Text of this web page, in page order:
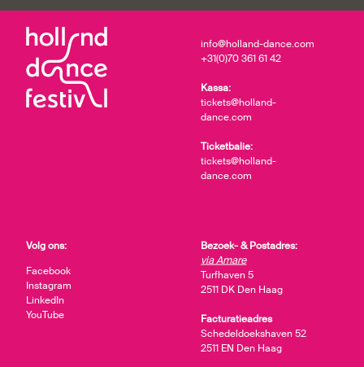
info@holland-dance.com
+31(0)70 361 61 42
Kassa:
tickets@holland-
dance.com
Ticketbalie:
tickets@holland-
dance.com
Bezoek- & Postadres:
via Amare
Turfhaven 5
2511 DK Den Haag
Facturatieadres
Schedeldoekshaven 52
2511 EN Den Haag
Volg ons:
Facebook
Instagram
LinkedIn
YouTube